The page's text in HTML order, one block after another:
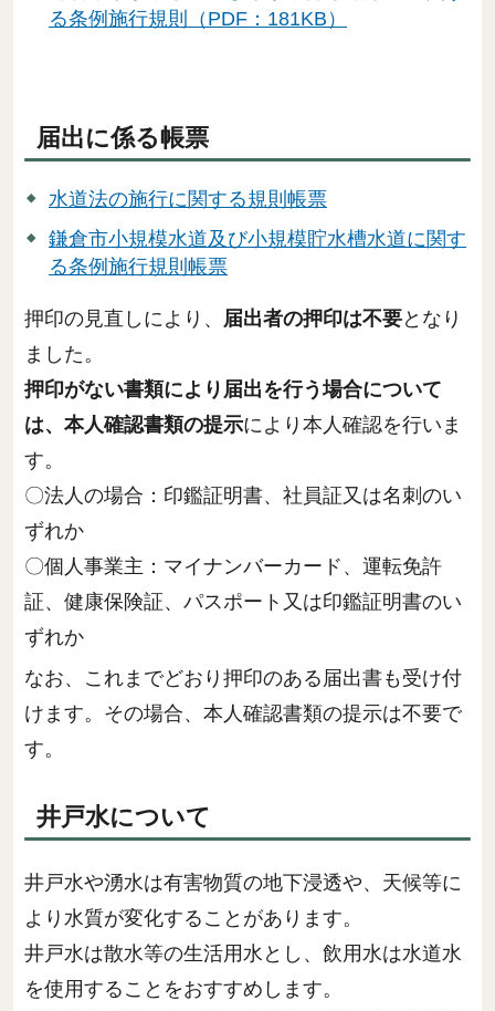
る条例施行規則（PDF：181KB）
届出に係る帳票
水道法の施行に関する規則帳票
鎌倉市小規模水道及び小規模貯水槽水道に関す
る条例施行規則帳票
押印の見直しにより、 届出者の押印は不要となり
ました。
押印がない書類により届出を行う場合について
は、本人確認書類の提示により本人確認を行いま
す。
〇法人の場合：印鑑証明書、社員証又は名刺のい
ずれか
〇個人事業主：マイナンバーカード、運転免許
証、健康保険証、パスポート又は印鑑証明書のい
ずれか
なお、これまでどおり押印のある届出書も受け付
けます。その場合、本人確認書類の提示は不要で
す。
井戸水について
井戸水や湧水は有害物質の地下浸透や、天候等に
より水質が変化することがあります。
井戸水は散水等の生活用水とし、飲用水は水道水
を使用することをおすすめします。